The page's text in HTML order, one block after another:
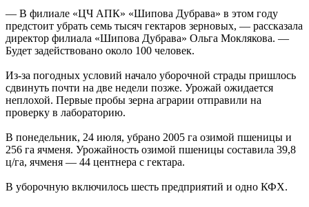
— В филиале «ЦЧ АПК» «Шипова Дубрава» в этом году
предстоит убрать семь тысяч гектаров зерновых, — рассказала
директор филиала «Шипова Дубрава» Ольга Моклякова. —
Будет задействовано около 100 человек.
Из-за погодных условий начало уборочной страды пришлось
сдвинуть почти на две недели позже. Урожай ожидается
неплохой. Первые пробы зерна аграрии отправили на
проверку в лабораторию.
В понедельник, 24 июля, убрано 2005 га озимой пшеницы и
256 га ячменя. Урожайность озимой пшеницы составила 39,8
ц/га, ячменя — 44 центнера с гектара.
В уборочную включилось шесть предприятий и одно КФХ.